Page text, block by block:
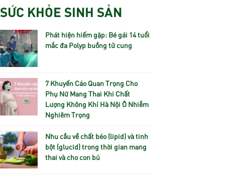
SỨC KHỎE SINH SẢN
Phát hiện hiếm gặp: Bé gái 14 tuổi
mắc đa Polyp buồng tử cung
7 Khuyến Cáo Quan Trọng Cho
Phụ Nữ Mang Thai Khi Chất
Lượng Không Khí Hà Nội Ô Nhiễm
Nghiêm Trọng
Nhu cầu về chất béo (lipid) và tinh
bột (glucid) trong thời gian mang
thai và cho con bú